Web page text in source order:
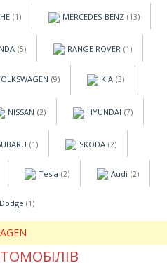
(1) MERCEDES-BENZ (13)
(5) RANGE ROVER (1)
(9) KIA (3)
NISSAN (2) HYUNDAI (7)
(1) SKODA (2)
Tesla (2) Audi (2)
Dodge (1)